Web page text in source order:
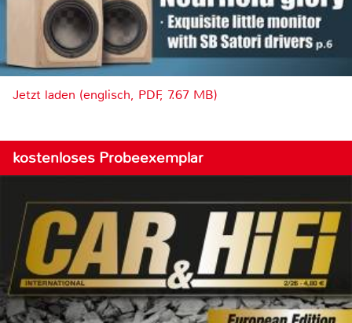
Jetzt laden (englisch, PDF, 7.67 MB)
kostenloses Probeexemplar